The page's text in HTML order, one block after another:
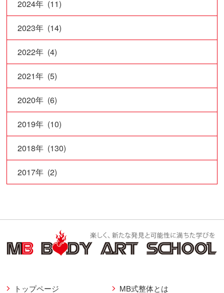
2024年 (11)
2023年 (14)
2022年 (4)
2021年 (5)
2020年 (6)
2019年 (10)
2018年 (130)
2017年 (2)
トップページ MB式整体とは